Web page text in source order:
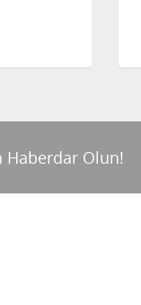
Haberdar Olun!